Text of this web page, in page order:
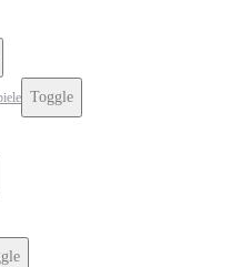
Toggle